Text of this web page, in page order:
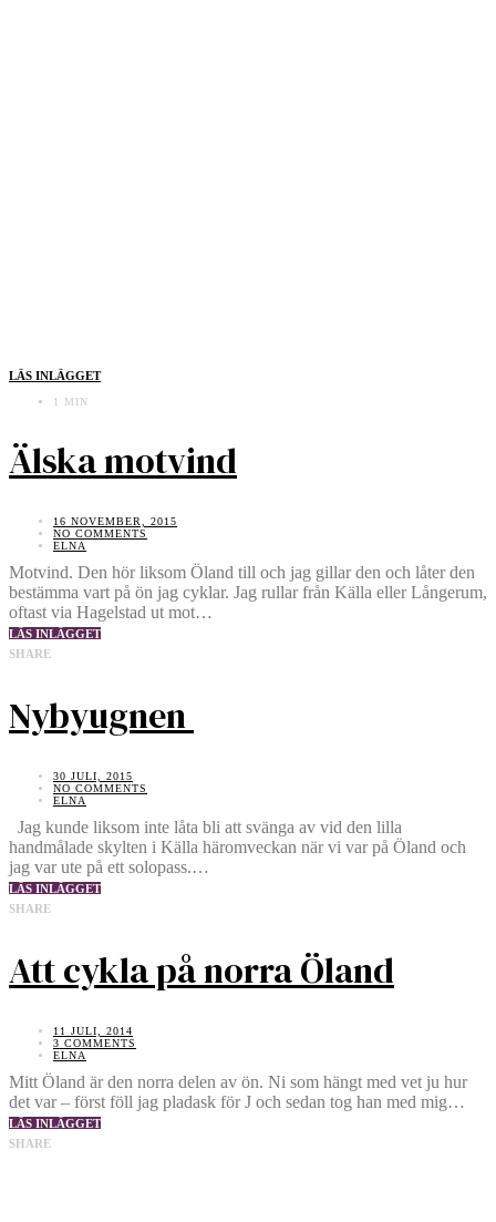
LÄS INLÄGGET
1 MIN
Älska motvind
16 NOVEMBER, 2015
NO COMMENTS
ELNA
Motvind. Den hör liksom Öland till och jag gillar den och låter den
bestämma vart på ön jag cyklar. Jag rullar från Källa eller Långerum,
oftast via Hagelstad ut mot…
LÄS INLÄGGET
SHARE
Nybyugnen
30 JULI, 2015
NO COMMENTS
ELNA
Jag kunde liksom inte låta bli att svänga av vid den lilla
handmålade skylten i Källa häromveckan när vi var på Öland och
jag var ute på ett solopass.…
LÄS INLÄGGET
SHARE
Att cykla på norra Öland
11 JULI, 2014
3 COMMENTS
ELNA
Mitt Öland är den norra delen av ön. Ni som hängt med vet ju hur
det var – först föll jag pladask för J och sedan tog han med mig…
LÄS INLÄGGET
SHARE